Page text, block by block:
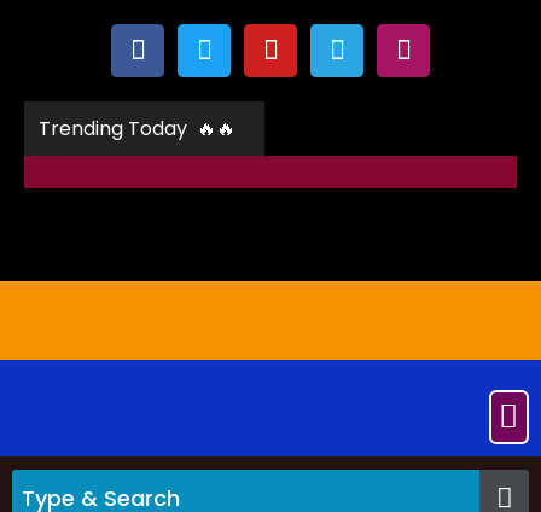
Trending Today 🔥🔥